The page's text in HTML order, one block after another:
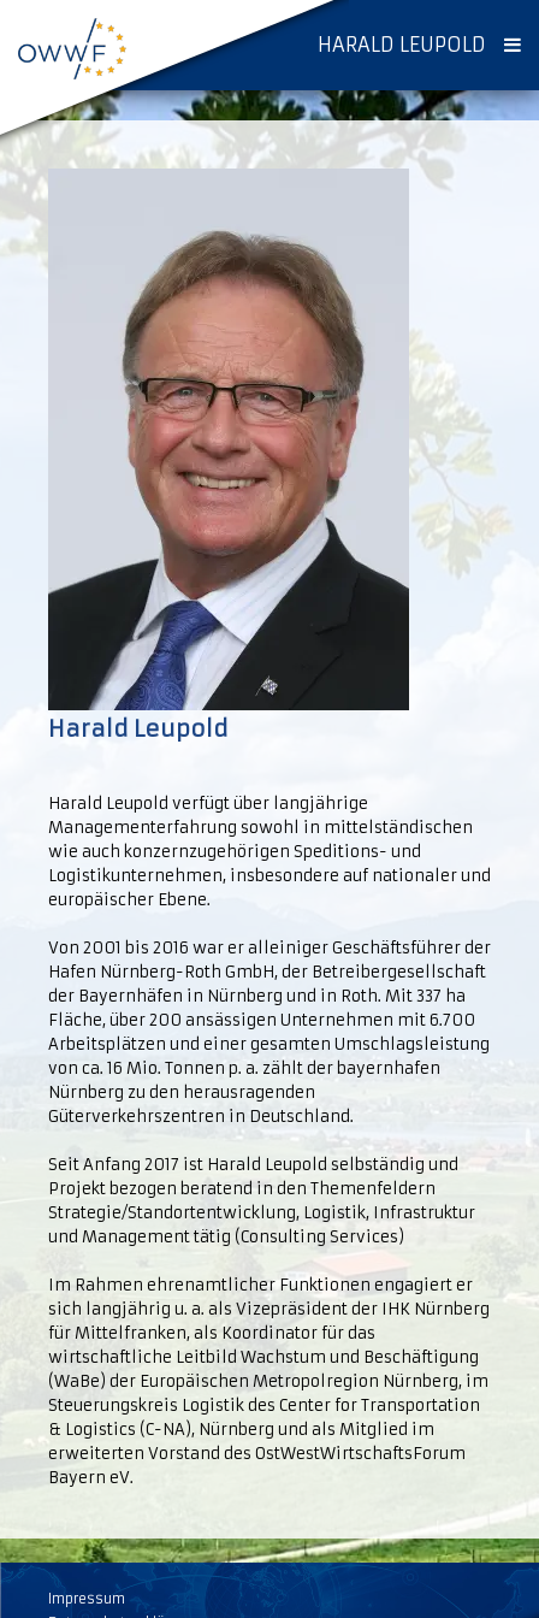
HARALD LEUPOLD
Harald Leupold
Harald Leupold verfügt über langjährige
Managementerfahrung sowohl in mittelständischen
wie auch konzernzugehörigen Speditions- und
Logistikunternehmen, insbesondere auf nationaler und
europäischer Ebene.
Von 2001 bis 2016 war er alleiniger Geschäftsführer der
Hafen Nürnberg-Roth GmbH, der Betreibergesellschaft
der Bayernhäfen in Nürnberg und in Roth. Mit 337 ha
Fläche, über 200 ansässigen Unternehmen mit 6.700
Arbeitsplätzen und einer gesamten Umschlagsleistung
von ca. 16 Mio. Tonnen p. a. zählt der bayernhafen
Nürnberg zu den herausragenden
Güterverkehrszentren in Deutschland.
Seit Anfang 2017 ist Harald Leupold selbständig und
Projekt bezogen beratend in den Themenfeldern
Strategie/Standortentwicklung, Logistik, Infrastruktur
und Management tätig (Consulting Services)
Im Rahmen ehrenamtlicher Funktionen engagiert er
sich langjährig u. a. als Vizepräsident der IHK Nürnberg
für Mittelfranken, als Koordinator für das
wirtschaftliche Leitbild Wachstum und Beschäftigung
(WaBe) der Europäischen Metropolregion Nürnberg, im
Steuerungskreis Logistik des Center for Transportation
& Logistics (C-NA), Nürnberg und als Mitglied im
erweiterten Vorstand des OstWestWirtschaftsForum
Bayern eV.
Impressum